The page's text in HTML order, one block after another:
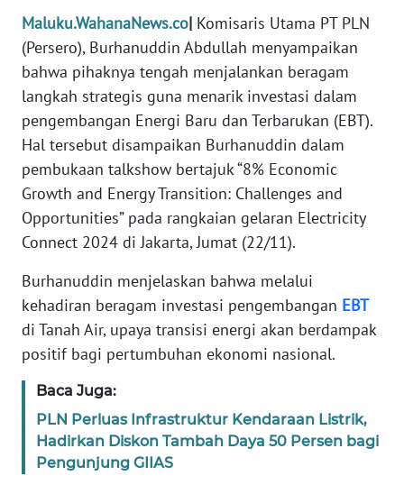
Maluku.WahanaNews.co| Komisaris Utama PT PLN
(Persero), Burhanuddin Abdullah menyampaikan
bahwa pihaknya tengah menjalankan beragam
langkah strategis guna menarik investasi dalam
pengembangan Energi Baru dan Terbarukan (EBT).
Hal tersebut disampaikan Burhanuddin dalam
pembukaan talkshow bertajuk “8% Economic
Growth and Energy Transition: Challenges and
Opportunities” pada rangkaian gelaran Electricity
Connect 2024 di Jakarta, Jumat (22/11).
Burhanuddin menjelaskan bahwa melalui
kehadiran beragam investasi pengembangan EBT
di Tanah Air, upaya transisi energi akan berdampak
positif bagi pertumbuhan ekonomi nasional.
Baca Juga:
PLN Perluas Infrastruktur Kendaraan Listrik,
Hadirkan Diskon Tambah Daya 50 Persen bagi
Pengunjung GIIAS
DISCLAIMER
Wahana
News
Regional
WN
SUMUT
JAKARTA
WN
BANTEN
WN
NTT